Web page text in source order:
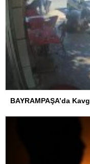
BAYRAMPAŞA’da